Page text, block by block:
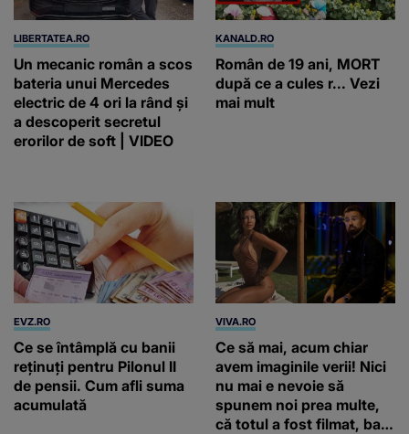
LIBERTATEA.RO
Un mecanic român a scos
bateria unui Mercedes
electric de 4 ori la rând și
a descoperit secretul
erorilor de soft | VIDEO
KANALD.RO
Român de 19 ani, MORT
după ce a cules r... Vezi
mai mult
EVZ.RO
Ce se întâmplă cu banii
reținuți pentru Pilonul II
de pensii. Cum afli suma
acumulată
VIVA.RO
Ce să mai, acum chiar
avem imaginile verii! Nici
nu mai e nevoie să
spunem noi prea multe,
că totul a fost filmat, ba